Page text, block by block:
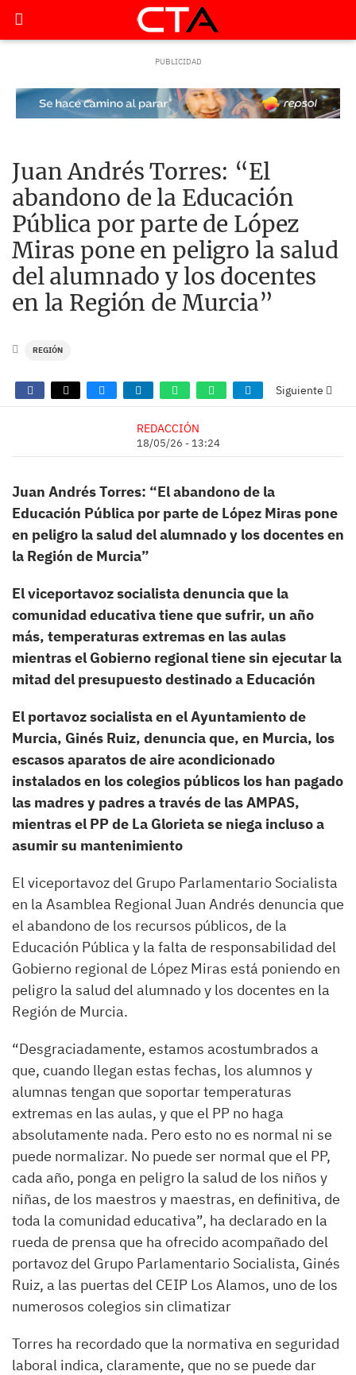
Juan Andrés Torres: “El
abandono de la Educación
Pública por parte de López
Miras pone en peligro la salud
del alumnado y los docentes
en la Región de Murcia”
REGIÓN
Siguiente
REDACCIÓN
18/05/26 - 13:24
Juan Andrés Torres: “El abandono de la
Educación Pública por parte de López Miras pone
en peligro la salud del alumnado y los docentes en
la Región de Murcia”
El viceportavoz socialista denuncia que la
comunidad educativa tiene que sufrir, un año
más, temperaturas extremas en las aulas
mientras el Gobierno regional tiene sin ejecutar la
mitad del presupuesto destinado a Educación
El portavoz socialista en el Ayuntamiento de
Murcia, Ginés Ruiz, denuncia que, en Murcia, los
escasos aparatos de aire acondicionado
instalados en los colegios públicos los han pagado
las madres y padres a través de las AMPAS,
mientras el PP de La Glorieta se niega incluso a
asumir su mantenimiento
El viceportavoz del Grupo Parlamentario Socialista
en la Asamblea Regional Juan Andrés denuncia que
el abandono de los recursos públicos, de la
Educación Pública y la falta de responsabilidad del
Gobierno regional de López Miras está poniendo en
peligro la salud del alumnado y los docentes en la
Región de Murcia.
“Desgraciadamente, estamos acostumbrados a
que, cuando llegan estas fechas, los alumnos y
alumnas tengan que soportar temperaturas
extremas en las aulas, y que el PP no haga
absolutamente nada. Pero esto no es normal ni se
puede normalizar. No puede ser normal que el PP,
cada año, ponga en peligro la salud de los niños y
niñas, de los maestros y maestras, en definitiva, de
toda la comunidad educativa”, ha declarado en la
rueda de prensa que ha ofrecido acompañado del
portavoz del Grupo Parlamentario Socialista, Ginés
Ruiz, a las puertas del CEIP Los Alamos, uno de los
numerosos colegios sin climatizar
Torres ha recordado que la normativa en seguridad
laboral indica, claramente, que no se puede dar